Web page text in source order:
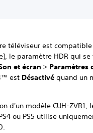
téléviseur est compatible
le paramètre HDR qui se
et écran > Paramètres
est Désactivé quand un
d'un modèle CUH-ZVR1,
ou PS5 utilise